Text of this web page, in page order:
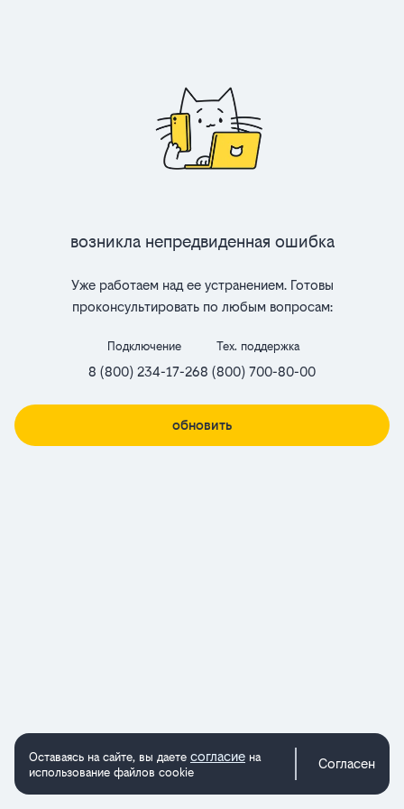
Возникла непредвиденная ошибка
Уже работаем над ее устранением. Готовы
проконсультировать по любым вопросам:
Подключение
8 (800) 234-17-26
Тех. поддержка
8 (800) 700-80-00
обновить
Оставаясь на сайте, вы даете согласие на
использование файлов cookie
Согласен